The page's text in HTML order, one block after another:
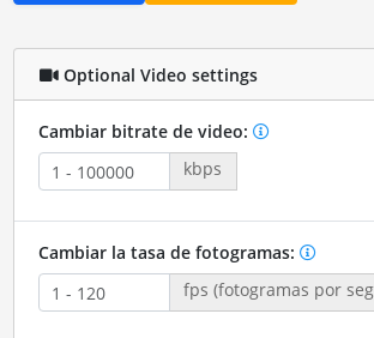
Optional Video settings
Cambiar bitrate de video:
kbps
Cambiar la tasa de fotogramas:
fps (fotogramas por